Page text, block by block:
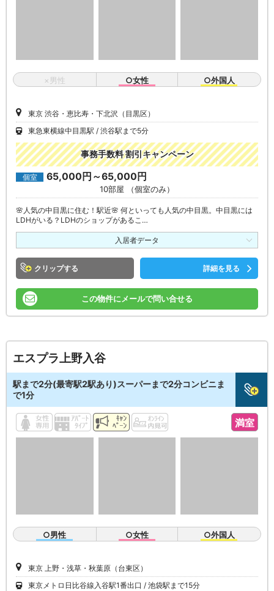
×男性 ○女性 ○外国人
東京 渋谷・恵比寿・下北沢（目黒区）
東急東横線中目黒駅
渋谷駅まで5分
事務手数料 割引キャンペーン
個室 65,000円～65,000円
10部屋 （個室のみ）
🌸人気の中目黒に住む！駅近🌸 何といっても人気の中目黒。中目黒には
LDHがいる？LDHのショップがあるこ…
入居者データ
クリップ 詳細を見る
この物件にメールで問い合せる
エスプラ上野入谷
駅まで2分(最寄駅2駅あり)スーパーまで2分コンビニま
で1分
満室
○男性 ○女性 ○外国人
東京 上野・浅草・秋葉原（台東区）
東京メトロ日比谷線入谷駅1番出口
池袋駅まで15分